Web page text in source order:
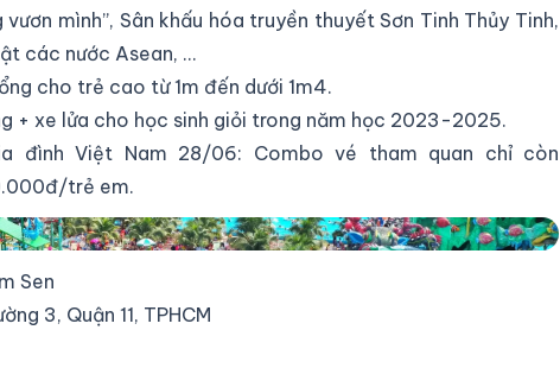
mình”, Sân khấu hóa truyền thuyết Sơn Tinh Thủy Tinh,
các nước Asean, …
cho trẻ cao từ 1m đến dưới 1m4.
+ xe lửa cho học sinh giỏi trong năm học 2023-2025.
đình Việt Nam 28/06: Combo vé tham quan chỉ còn
trẻ em.
Sen
3, Quận 11, TPHCM